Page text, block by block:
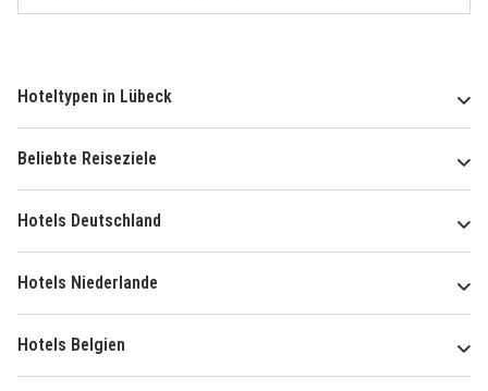
Hoteltypen in Lübeck
Beliebte Reiseziele
Hotels Deutschland
Hotels Niederlande
Hotels Belgien